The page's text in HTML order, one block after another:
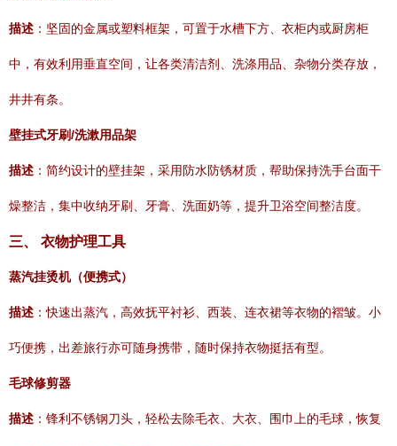
描述 ：坚固的金属或塑料框架，可置于水槽下方、衣柜内或厨房柜
中，有效利用垂直空间，让各类清洁剂、洗涤用品、杂物分类存放，
井井有条。
壁挂式牙刷/洗漱用品架
描述 ：简约设计的壁挂架，采用防水防锈材质，帮助保持洗手台面干
燥整洁，集中收纳牙刷、牙膏、洗面奶等，提升卫浴空间整洁度。
三、 衣物护理工具
蒸汽挂烫机（便携式）
描述 ：快速出蒸汽，高效抚平衬衫、西装、连衣裙等衣物的褶皱。小
巧便携，出差旅行亦可随身携带，随时保持衣物挺括有型。
毛球修剪器
描述 ：锋利不锈钢刀头，轻松去除毛衣、大衣、围巾上的毛球，恢复